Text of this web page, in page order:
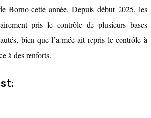
Borno cette année. Depuis début 2025, les
pris le contrôle de plusieurs bases
bien que l’armée ait repris le contrôle à
à des renforts.